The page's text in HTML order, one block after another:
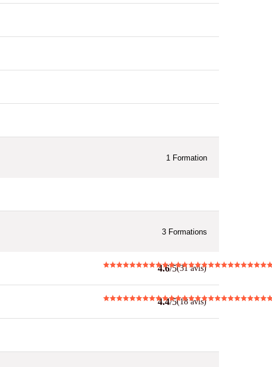
1 Formation
3 Formations
4.6/5(31 avis)
4.4/5(18 avis)